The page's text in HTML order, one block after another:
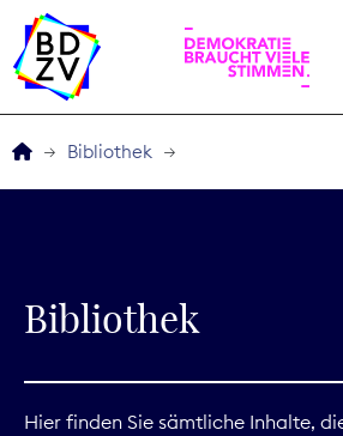
Service
Bibliothek
Bibliothek
Hier finden Sie sämtliche Inhalte,